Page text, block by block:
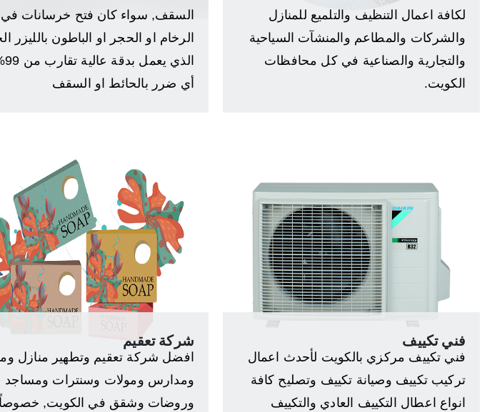
لكافة اعمال التنظيف والتلميع للمنازل
والشركات والمطاعم والمنشآت السياحية
والتجارية والصناعية في كل محافظات
الكويت.
السقف, سواء كان فتح خرسانات في
الرخام او الحجر او الباطون بالليزر
أي ضرر بالحائط او السقف
فني تكييف
فني تكييف مركزي بالكويت لأحدث اعمال
تركيب تكييف وصيانة تكييف وتصليح كافة
انواع اعطال التكييف العادي والتكييف
شركة تعقيم
افضل شركة تعقيم وتطهير منازل
ومدارس ومولات وسنترات ومساجد
وروضات وشقق في الكويت, خصوصاً